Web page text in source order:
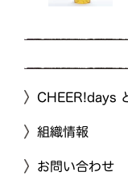
CHEER!days
組織情報
お問い合わせ